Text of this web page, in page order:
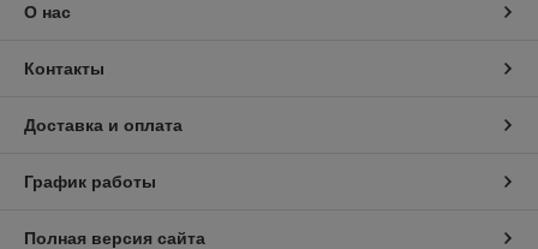
О нас
Контакты
Доставка и оплата
График работы
Полная версия сайта